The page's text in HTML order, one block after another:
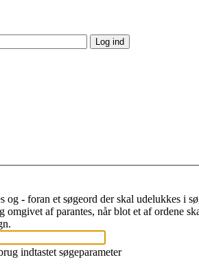
og - foran et søgeord der skal udelukkes i
omgivet af parantes, når blot et af ordene
indtastet søgeparameter